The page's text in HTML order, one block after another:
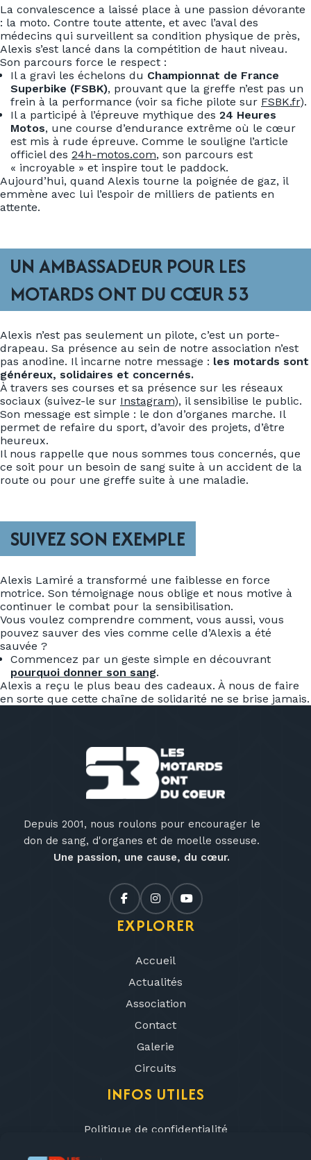
La convalescence a laissé place à une passion dévorante
: la moto. Contre toute attente, et avec l’aval des
médecins qui surveillent sa condition physique de près,
Alexis s’est lancé dans la compétition de haut niveau.
Son parcours force le respect :
Il a gravi les échelons du Championnat de France
Superbike (FSBK), prouvant que la greffe n’est pas un
frein à la performance (voir sa fiche pilote sur FSBK.fr).
Il a participé à l’épreuve mythique des 24 Heures
Motos, une course d’endurance extrême où le cœur
est mis à rude épreuve. Comme le souligne l’article
officiel des 24h-motos.com, son parcours est
« incroyable » et inspire tout le paddock.
Aujourd’hui, quand Alexis tourne la poignée de gaz, il
emmène avec lui l’espoir de milliers de patients en
attente.
UN AMBASSADEUR POUR LES
MOTARDS ONT DU CŒUR 53
Alexis n’est pas seulement un pilote, c’est un porte-
drapeau. Sa présence au sein de notre association n’est
pas anodine. Il incarne notre message : les motards sont
généreux, solidaires et concernés.
À travers ses courses et sa présence sur les réseaux
sociaux (suivez-le sur Instagram), il sensibilise le public.
Son message est simple : le don d’organes marche. Il
permet de refaire du sport, d’avoir des projets, d’être
heureux.
Il nous rappelle que nous sommes tous concernés, que
ce soit pour un besoin de sang suite à un accident de la
route ou pour une greffe suite à une maladie.
SUIVEZ SON EXEMPLE
Alexis Lamiré a transformé une faiblesse en force
motrice. Son témoignage nous oblige et nous motive à
continuer le combat pour la sensibilisation.
Vous voulez comprendre comment, vous aussi, vous
pouvez sauver des vies comme celle d’Alexis a été
sauvée ?
Commencez par un geste simple en découvrant
pourquoi donner son sang.
Alexis a reçu le plus beau des cadeaux. À nous de faire
en sorte que cette chaîne de solidarité ne se brise jamais.
Depuis 2001, nous roulons pour encourager le
don de sang, d'organes et de moelle osseuse.
Une passion, une cause, du cœur.
EXPLORER
Accueil
Actualités
Association
Contact
Galerie
Circuits
INFOS UTILES
Politique de confidentialité